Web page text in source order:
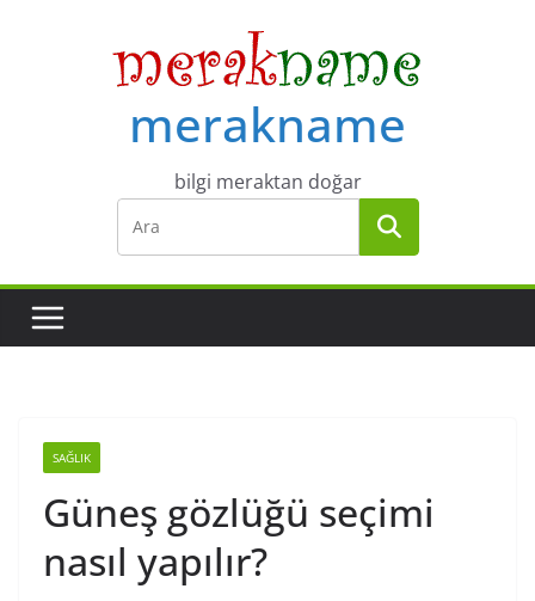
merakname
bilgi meraktan doğar
SAĞLIK
Güneş gözlüğü seçimi
nasıl yapılır?